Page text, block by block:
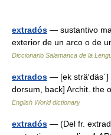
extradós — sustantivo
exterior de un arco o de
Diccionario Salamanca de la
extrados — [ek
dorsum, back] Archit. the
English World dictionary
extradós — (Del fr.